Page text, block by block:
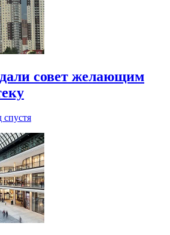
совет желающим
спустя